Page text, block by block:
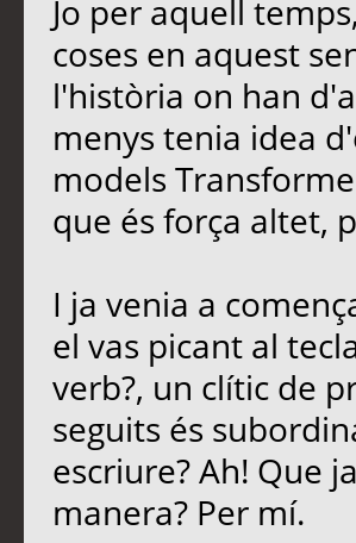
Jo per aquell
coses en aquest
l'història on han
menys tenia idea
models
que és força altet,
I ja venia a
el vas picant al
verb?, un clític de
seguits és
escriure? Ah! Que
manera? Per mí.